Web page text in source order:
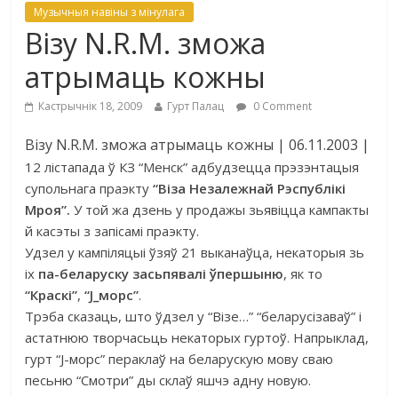
Музычныя навіны з мінулага
Візу N.R.M. зможа
атрымаць кожны
Кастрычнік 18, 2009 Гурт Палац 0 Comment
Візу N.R.M. зможа атрымаць кожны | 06.11.2003 |
12 лістапада ў КЗ “Менск” адбудзецца прэзэнтацыя
супольнага праэкту“Віза Незалежнай Рэспублікі
Мроя”. У той жа дзень у продажы зьявіцца кампакты
й касэты з запісамі праэкту.
Удзел у кампіляцыі ўзяў 21 выканаўца, некаторыя зь
іх па-беларуску засьпявалі ўпершыню, як то
“Краскі”,“J_морс”.
Трэба сказаць, што ўдзел у “Візе…” “беларусізаваў” і
астатнюю творчасьць некаторых гуртоў. Напрыклад,
гурт “J-морс” пераклаў на беларускую мову сваю
песьню “Смотри” ды склаў яшчэ адну новую.